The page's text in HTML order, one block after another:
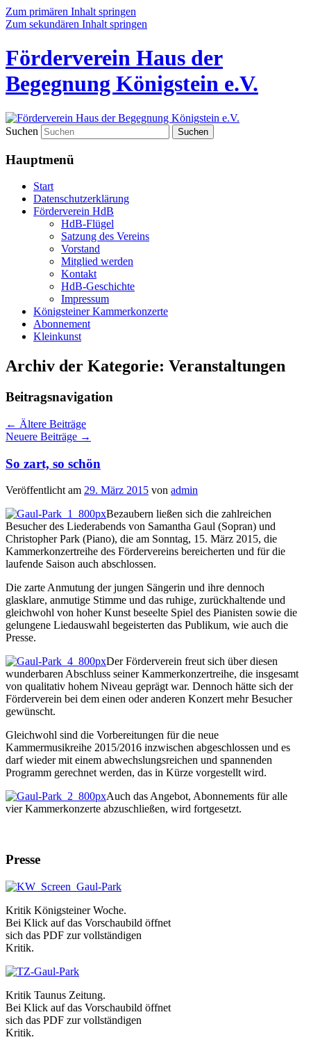
Zum primären Inhalt springen
Zum sekundären Inhalt springen
Förderverein Haus der
Begegnung Königstein e.V.
Suchen
Hauptmenü
Start
Datenschutzerklärung
Förderverein HdB
HdB-Flügel
Satzung des Vereins
Vorstand
Mitglied werden
Kontakt
HdB-Geschichte
Impressum
Königsteiner Kammerkonzerte
Abonnement
Kleinkunst
Archiv der Kategorie: Veranstaltungen
Beitragsnavigation
← Ältere Beiträge
Neuere Beiträge →
So zart, so schön
Veröffentlicht am 29. März 2015 von admin
Bezaubern ließen sich die zahlreichen
Besucher des Liederabends von Samantha Gaul (Sopran) und
Christopher Park (Piano), die am Sonntag, 15. März 2015, die
Kammerkonzertreihe des Fördervereins bereicherten und für die
laufende Saison auch abschlossen.
Die zarte Anmutung der jungen Sängerin und ihre dennoch
glasklare, anmutige Stimme und das ruhige, zurückhaltende und
gleichwohl von hoher Kunst beseelte Spiel des Pianisten sowie die
gelungene Liedauswahl begeisterten das Publikum, wie auch die
Presse.
Der Förderverein freut sich über diesen
wunderbaren Abschluss seiner Kammerkonzertreihe, die insgesamt
von qualitativ hohem Niveau geprägt war. Dennoch hätte sich der
Förderverein bei dem einen oder anderen Konzert mehr Besucher
gewünscht.
Gleichwohl sind die Vorbereitungen für die neue
Kammermusikreihe 2015/2016 inzwischen abgeschlossen und es
darf wieder mit einem abwechslungsreichen und spannenden
Programm gerechnet werden, das in Kürze vorgestellt wird.
Auch das Angebot, Abonnements für alle
vier Kammerkonzerte abzuschließen, wird fortgesetzt.
Presse
Kritik Königsteiner Woche.
Bei Klick auf das Vorschaubild öffnet
sich das PDF zur vollständigen
Kritik.
Kritik Taunus Zeitung.
Bei Klick auf das Vorschaubild öffnet
sich das PDF zur vollständigen
Kritik.